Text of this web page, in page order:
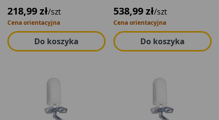
218,99 zł/szt
Cena orientacyjna
Do koszyka
538,99 zł/szt
Cena orientacyjna
Do koszyka